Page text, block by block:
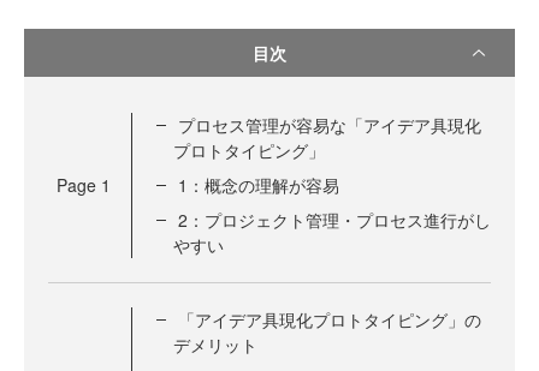
目次
Page 1
プロセス管理が容易な「アイデア具現化
プロトタイピング」
1：概念の理解が容易
2：プロジェクト管理・プロセス進行がし
やすい
「アイデア具現化プロトタイピング」の
デメリット